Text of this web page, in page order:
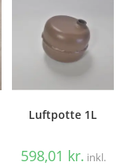
varesiden
Luftpotte 1L
598,01 kr. inkl.